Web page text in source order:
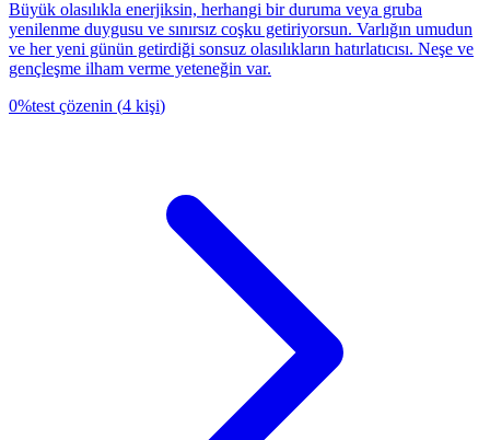
Büyük olasılıkla enerjiksin, herhangi bir duruma veya gruba
yenilenme duygusu ve sınırsız coşku getiriyorsun. Varlığın umudun
ve her yeni günün getirdiği sonsuz olasılıkların hatırlatıcısı. Neşe ve
gençleşme ilham verme yeteneğin var.
0%test çözenin (4 kişi)